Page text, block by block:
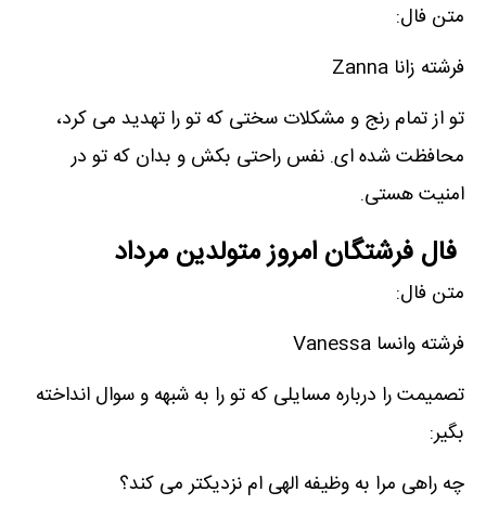
متن فال:
فرشته زانا Zanna
تو از تمام رنج و مشکلات سختی که تو را تهدید می کرد،
محافظت شده ای. نفس راحتی بکش و بدان که تو در
امنیت هستی.
فال فرشتگان امروز متولدین مرداد
متن فال:
فرشته وانسا Vanessa
تصمیمت را درباره مسایلی که تو را به شبهه و سوال انداخته
بگیر:
چه راهی مرا به وظیفه الهی ام نزدیکتر می کند؟